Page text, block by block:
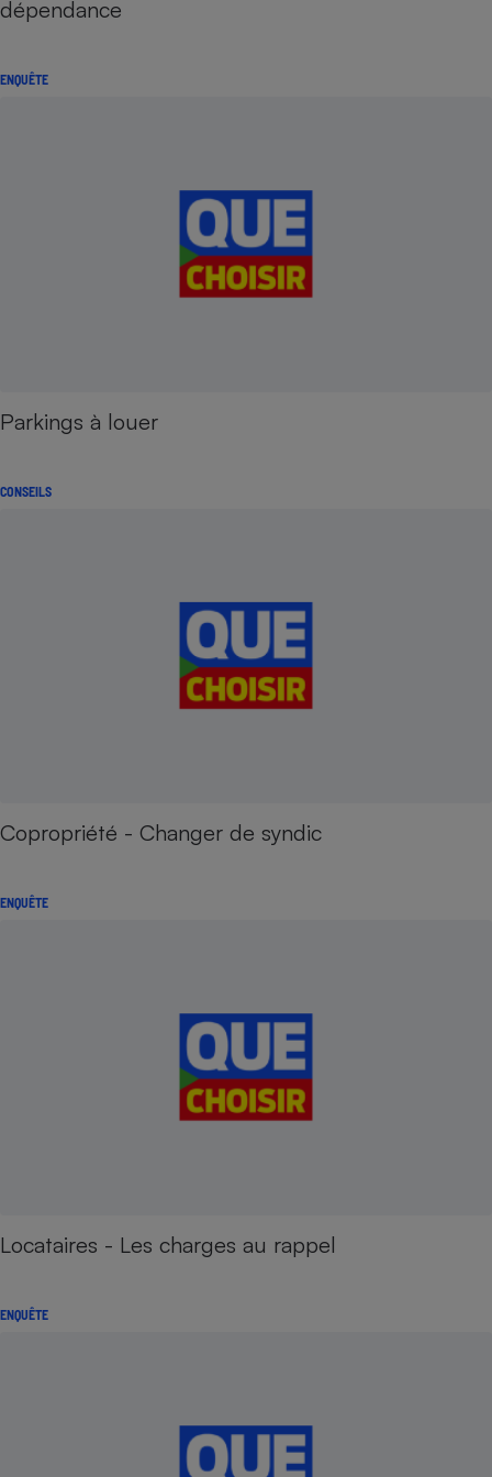
dépendance
ENQUÊTE
Parkings à louer
CONSEILS
Copropriété - Changer de syndic
ENQUÊTE
Locataires - Les charges au rappel
ENQUÊTE